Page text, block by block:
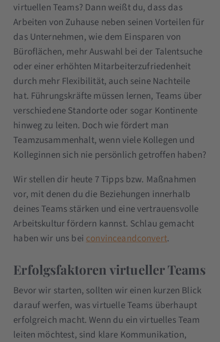
virtuellen Teams? Dann weißt du, dass das
Arbeiten von Zuhause neben seinen Vorteilen für
das Unternehmen, wie dem Einsparen von
Büroflächen, mehr Auswahl bei der Talentsuche
oder einer erhöhten Mitarbeiterzufriedenheit
durch mehr Flexibilität, auch seine Nachteile
hat. Führungskräfte müssen lernen, Teams über
verschiedene Standorte oder sogar Kontinente
hinweg zu leiten. Doch wie fördert man
Teamzusammenhalt, wenn viele Kollegen und
Kolleginnen sich nie persönlich getroffen haben?
Wir stellen dir heute 7 Tipps bzw. Maßnahmen
vor, mit denen du die Beziehungen innerhalb
deines Teams stärken und eine vertrauensvolle
Arbeitskultur fördern kannst. Schlau gemacht
haben wir uns beiconvinceandconvert.
Erfolgsfaktoren virtueller Teams
Bevor wir starten, sollten wir einen kurzen Blick
darauf werfen, was virtuelle Teams überhaupt
erfolgreich macht. Wenn du ein virtuelles Team
leiten möchtest, sind klare Kommunikation,